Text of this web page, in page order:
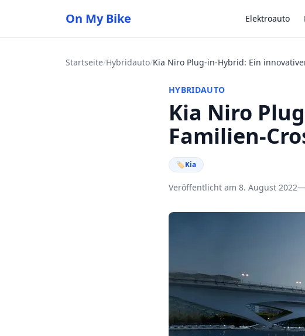
On My Bike Elektroauto
Startseite/Hybridauto/
HYBRIDAUTO
Kia Niro
Familien-
🏷Kia
Veröffentlicht am 8. August 2022—